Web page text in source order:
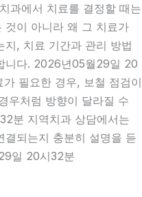
과에서 치료를 결정할 때는
것이 아니라 왜 그 치료가
지, 치료 기간과 관리 방법
니다. 2026년05월29일 20
필요한 경우, 보철 점검이
우처럼 방향이 달라질 수
분 지역치과 상담에서는
되는지 충분히 설명을 듣
일 20시32분